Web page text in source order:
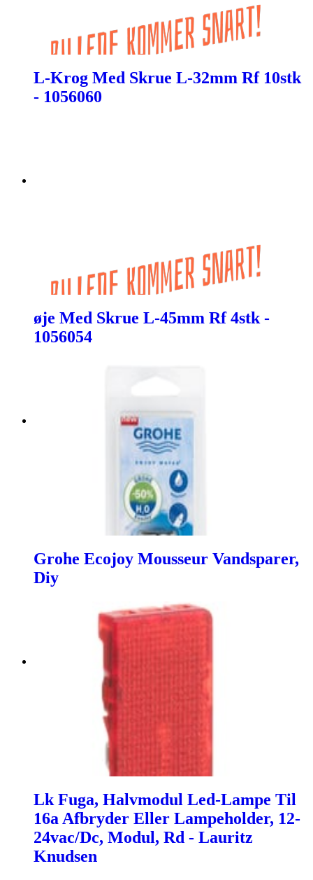
L-Krog Med Skrue L-32mm Rf 10stk
- 1056060
øje Med Skrue L-45mm Rf 4stk -
1056054
Grohe Ecojoy Mousseur Vandsparer,
Diy
Lk Fuga, Halvmodul Led-Lampe Til
16a Afbryder Eller Lampeholder, 12-
24vac/Dc, Modul, Rd - Lauritz
Knudsen